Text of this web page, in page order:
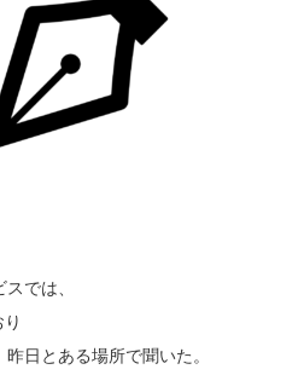
では、
日とある場所で聞いた。